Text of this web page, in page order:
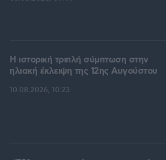
Η ιστορική τριπλή σύμπτωση στην
ηλιακή έκλειψη της 12ης Αυγούστου
10.08.2026, 10:23